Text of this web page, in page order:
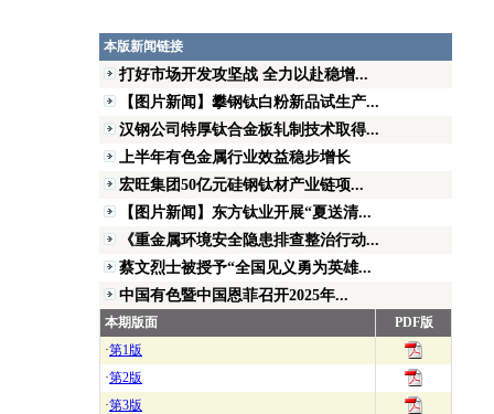
本版新闻链接
打好市场开发攻坚战 全力以赴稳增...
【图片新闻】攀钢钛白粉新品试生产...
汉钢公司特厚钛合金板轧制技术取得...
上半年有色金属行业效益稳步增长
宏旺集团50亿元硅钢钛材产业链项...
【图片新闻】东方钛业开展“夏送清...
《重金属环境安全隐患排查整治行动...
蔡文烈士被授予“全国见义勇为英雄...
中国有色暨中国恩菲召开2025年...
本期版面
PDF版
·第1版
·第2版
·第3版